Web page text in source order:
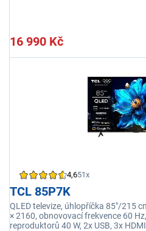
16 990 Kč
4,651x
TCL 85P7K
QLED televize, úhlopříčka 85"/215
× 2160, obnovovací frekvence 60
reproduktorů 40 W, 2x USB, 3x